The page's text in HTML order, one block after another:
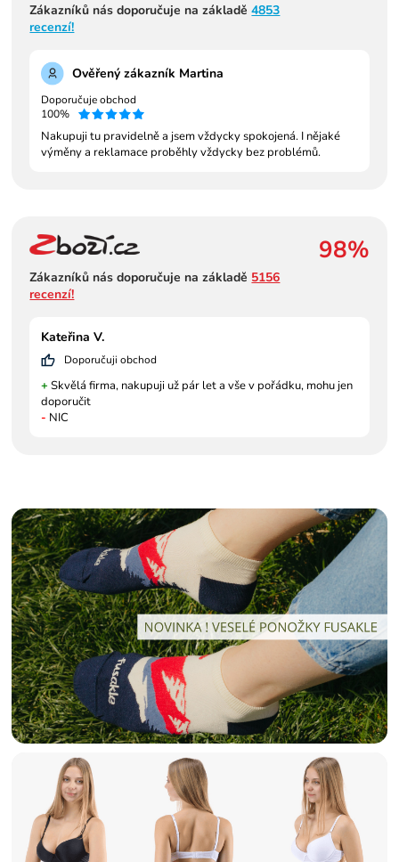
Zákazníků nás doporučuje na základě4853
recenzí!
Ověřený zákazník Martina
Doporučuje obchod
100%
Nakupuji tu pravidelně a jsem vždycky spokojená. I nějaké
výměny a reklamace proběhly vždycky bez problémů.
98%
Zákazníků nás doporučuje na základě 5156
recenzí!
Kateřina V.
Doporučuji obchod
+ Skvělá firma, nakupuji už pár let a vše v pořádku, mohu jen
doporučit
- NIC